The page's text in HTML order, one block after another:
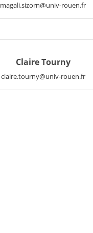
magali.sizorn@univ-rouen.fr
Claire Tourny
claire.tourny@univ-rouen.fr